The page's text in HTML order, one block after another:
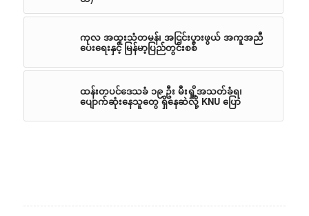
ကုလ အထူးသံတမန်၊ အငြင်းပွားဖွယ် အကူအညီ
ပေးရေးနှင့် မြန်မာ့ပြည်တွင်းစစ်
ထန်းတပင်ဒေသခံ ၁၉ ဦး မီးရှို့အသတ်ခံရ၊
ပျောက်ဆုံးနေသူတွေ ရှိနေဆဲလို့ KNU ပြော